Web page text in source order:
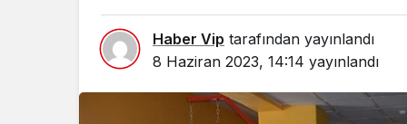
Haber Vip tarafından yayınlandı
8 Haziran 2023, 14:14 yayınlandı